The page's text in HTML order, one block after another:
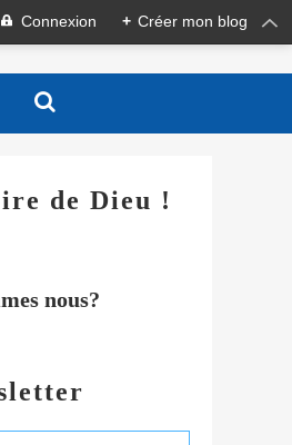
Connexion + Créer mon blog
de Dieu !
nous?